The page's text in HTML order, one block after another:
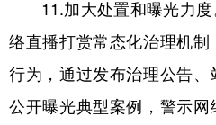
11.加大处置和曝光力度
络直播打赏常态化治理机
行为，通过发布治理公告
公开曝光典型案例，警示网